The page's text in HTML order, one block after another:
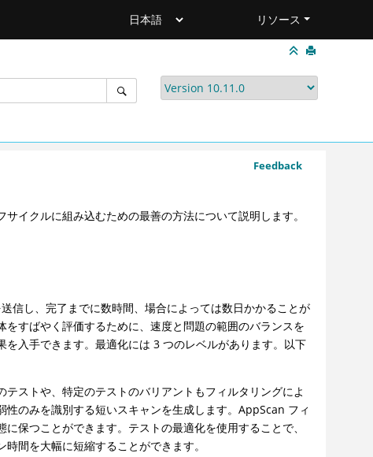
リソース
Feedback
イクルに組み込むための最善の方法について説明します。
信し、完了までに数時間、場合によっては数日かかることが
すばやく評価するために、速度と問題の範囲のバランスを
入手できます。最適化には 3 つのレベルがあります。以下
ストや、特定のテストのバリアントもフィルタリングによ
のみを識別する短いスキャンを生成します。AppScan フィ
保つことができます。テストの最適化を使用することで、
間を大幅に短縮することができます。